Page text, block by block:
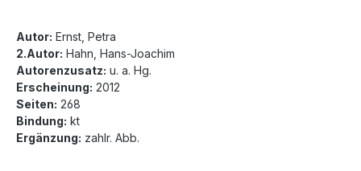
Autor: Ernst, Petra
2.Autor: Hahn, Hans-Joachim
Autorenzusatz: u. a. Hg.
Erscheinung: 2012
Seiten: 268
Bindung: kt
Ergänzung: zahlr. Abb.